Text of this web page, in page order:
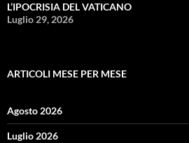
L’IPOCRISIA DEL VATICANO
Luglio 29, 2026
ARTICOLI MESE PER MESE
Agosto 2026
Luglio 2026